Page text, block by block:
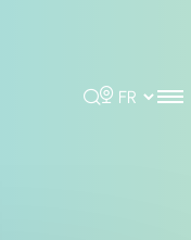
Rechercher
Choisir la